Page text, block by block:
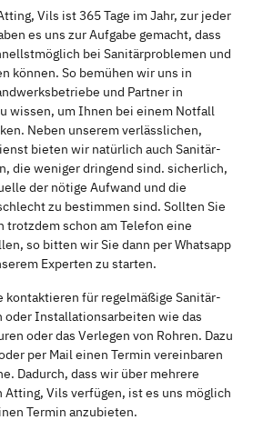
Vils ist 365 Tage im Jahr, zur jeder
es uns zur Aufgabe gemacht, dass
bei Sanitärproblemen und
können. So bemühen wir uns in
und Partner in
wissen, um Ihnen bei einem Notfall
Neben unserem verlässlichen,
bieten wir natürlich auch Sanitär-
die weniger dringend sind. sicherlich,
der nötige Aufwand und die
zu bestimmen sind. Sollten Sie
trotzdem schon am Telefon eine
so bitten wir Sie dann per Whatsapp
Experten zu starten.
kontaktieren für regelmäßige Sanitär-
oder Installationsarbeiten wie das
oder das Verlegen von Rohren. Dazu
per Mail einen Termin vereinbaren
Dadurch, dass wir über mehrere
Atting, Vils verfügen, ist es uns möglich
Termin anzubieten.